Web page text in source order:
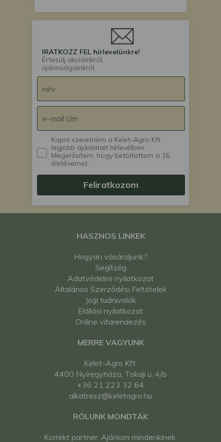
IRATKOZZ FEL hírlevelünkre!
Értesülj akcióinkról,
újdonságainkról.
Kapni szeretném a Kelet-Agro Kft.
legjobb ajánlatait hírlevélben.
Megerősítem, hogy betöltöttem a 16.
életévemet.
Feliratkozom
HASZNOS LINKEK
Hogyan vásároljunk?
Segítség
Adatvédelmi nyilatkozat
Általános Szerződési Feltételek
Jogi tudnivalók
Elállási nyilatkozat
Online vitarendezés
MERRE VAGYUNK
Kelet-Agro Kft.
4400 Nyíregyháza, Tokaji u. 4/b
+36 21 223 32 64
alkatresz@keletagro.hu
RÓLUNK MONDTÁK
Korrekt partner. Ajánlom mindenkinek.